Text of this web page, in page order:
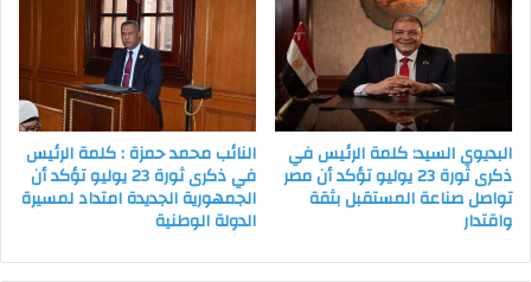
البديوي السيد: كلمة الرئيس في
ذكرى ثورة 23 يوليو تؤكد أن مصر
تواصل صناعة المستقبل بثقة
واقتدار
النائب محمد حمزة : كلمة الرئيس
في ذكرى ثورة 23 يوليو تؤكد أن
الجمهورية الجديدة امتداد لمسيرة
الدولة الوطنية